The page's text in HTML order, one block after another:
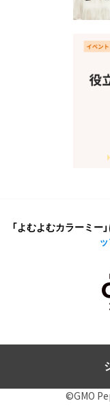
「よむよむカラーミー
©GMO